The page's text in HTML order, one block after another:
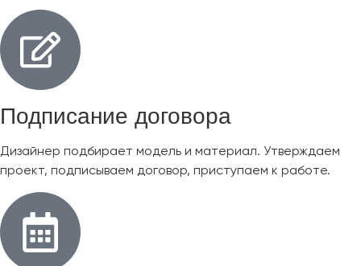
Подписание договора
Дизайнер подбирает модель и материал. Утверждаем
проект, подписываем договор, приступаем к работе.